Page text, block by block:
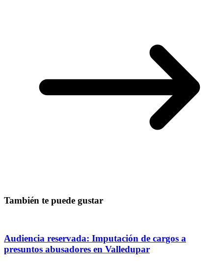
También te puede gustar
Audiencia reservada: Imputación de cargos a
presuntos abusadores en Valledupar